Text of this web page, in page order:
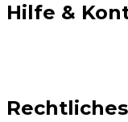
Hilfe &